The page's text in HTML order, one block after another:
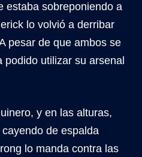
estaba sobreponiendo a
lo volvió a derribar
pesar de que ambos se
utilizar su arsenal
y en las alturas,
de espalda
lo manda contra las